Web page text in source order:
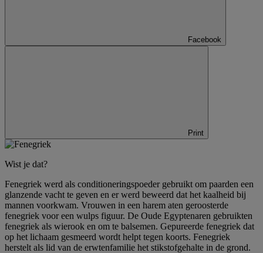
Facebook
Print
Wist je dat?
Fenegriek werd als conditioneringspoeder gebruikt om paarden een
glanzende vacht te geven en er werd beweerd dat het kaalheid bij
mannen voorkwam. Vrouwen in een harem aten geroosterde
fenegriek voor een wulps figuur. De Oude Egyptenaren gebruikten
fenegriek als wierook en om te balsemen. Gepureerde fenegriek dat
op het lichaam gesmeerd wordt helpt tegen koorts. Fenegriek
herstelt als lid van de erwtenfamilie het stikstofgehalte in de grond.